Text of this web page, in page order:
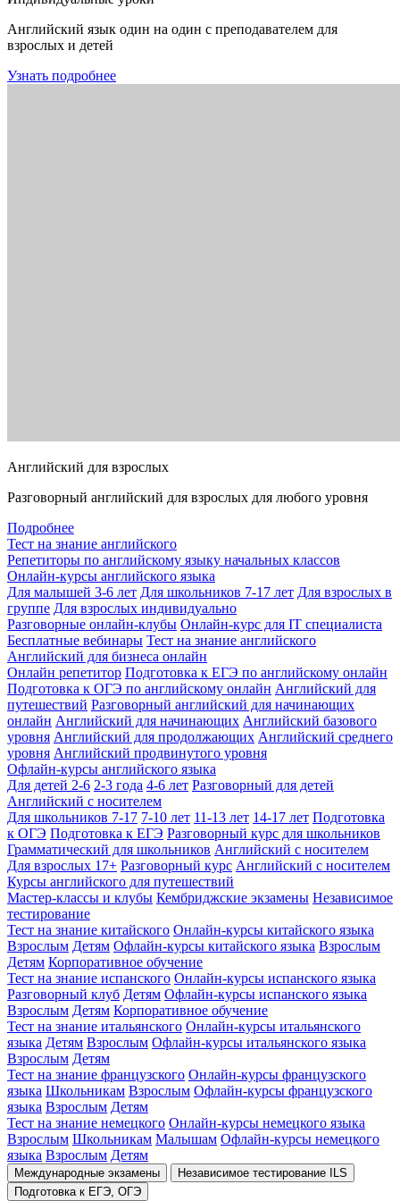
Английский язык один на один с преподавателем для
взрослых и детей
Узнать подробнее
Английский для взрослых
Разговорный английский для взрослых для любого уровня
Подробнее
Тест на знание английского
Репетиторы по английскому языку начальных классов
Онлайн-курсы английского языка
Для малышей 3-6 лет Для школьников 7-17 лет Для взрослых в
группе Для взрослых индивидуально
Разговорные онлайн-клубы Онлайн-курс для IT специалиста
Бесплатные вебинары Тест на знание английского
Английский для бизнеса онлайн
Онлайн репетитор Подготовка к ЕГЭ по английскому онлайн
Подготовка к ОГЭ по английскому онлайн Английский для
путешествий Разговорный английский для начинающих
онлайн Английский для начинающих Английский базового
уровня Английский для продолжающих Английский среднего
уровня Английский продвинутого уровня
Офлайн-курсы английского языка
Для детей 2-6 2-3 года 4-6 лет Разговорный для детей
Английский с носителем
Для школьников 7-17 7-10 лет 11-13 лет 14-17 лет Подготовка
к ОГЭ Подготовка к ЕГЭ Разговорный курс для школьников
Грамматический для школьников Английский с носителем
Для взрослых 17+ Разговорный курс Английский с носителем
Курсы английского для путешествий
Мастер-классы и клубы Кембриджские экзамены Независимое
тестирование
Тест на знание китайского Онлайн-курсы китайского языка
Взрослым Детям Офлайн-курсы китайского языка Взрослым
Детям Корпоративное обучение
Тест на знание испанского Онлайн-курсы испанского языка
Разговорный клуб Детям Офлайн-курсы испанского языка
Взрослым Детям Корпоративное обучение
Тест на знание итальянского Онлайн-курсы итальянского
языка Детям Взрослым Офлайн-курсы итальянского языка
Взрослым Детям
Тест на знание французского Онлайн-курсы французского
языка Школьникам Взрослым Офлайн-курсы французского
языка Взрослым Детям
Тест на знание немецкого Онлайн-курсы немецкого языка
Взрослым Школьникам Малышам Офлайн-курсы немецкого
языка Взрослым Детям
Международные экзамены
Независимое тестирование ILS
Подготовка к ЕГЭ, ОГЭ